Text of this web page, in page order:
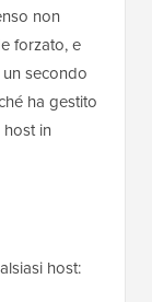
non
forzato, e
secondo
ha gestito
in
host: